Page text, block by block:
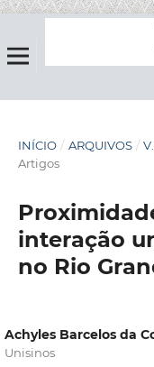
INÍCIO / ARQUIVOS /
Artigos
interação
no Rio
Achyles Barcelos da
Unisinos